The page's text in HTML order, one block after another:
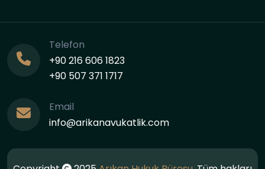
Telefon
+90 216 606 1823
+90 507 371 1717
Email
info@arikanavukatlik.com